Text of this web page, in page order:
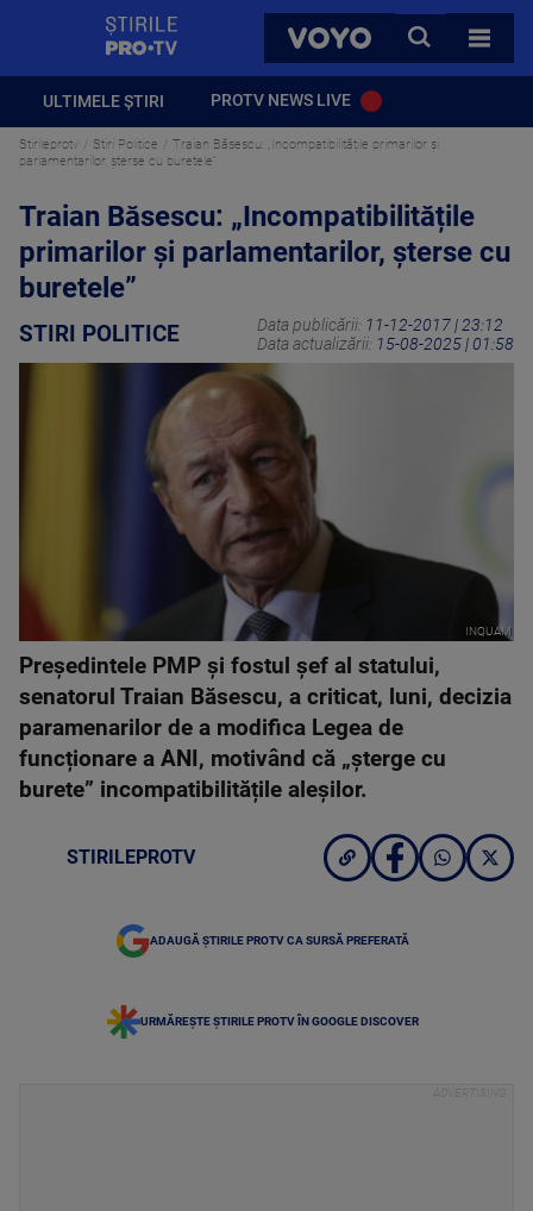
VOYO
CAUTA
TOATE
ULTIMELE ȘTIRI PROTV NEWS LIVE
Stirileprotv Stiri Politice
Traian Băsescu: „Incompatibilitățile primarilor și
parlamentarilor, șterse cu buretele”
Traian Băsescu: „Incompatibilitățile
primarilor și parlamentarilor, șterse cu
buretele”
STIRI POLITICE Data publicării: 11-12-2017 | 23:12
Data actualizării: 15-08-2025 | 01:58
INQUAM
Președintele PMP și fostul șef al statului,
senatorul Traian Băsescu, a criticat, luni, decizia
paramenarilor de a modifica Legea de
funcționare a ANI, motivând că „șterge cu
burete” incompatibilitățile aleșilor.
STIRILEPROTV
ADAUGĂ ȘTIRILE PROTV CA SURSĂ PREFERATĂ
URMĂREȘTE ȘTIRILE PROTV ÎN GOOGLE DISCOVER